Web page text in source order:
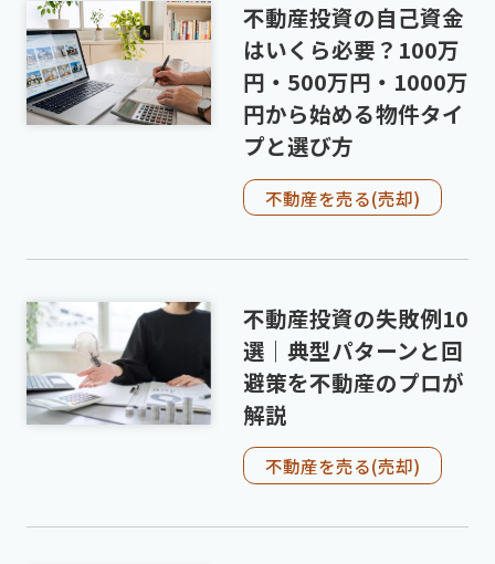
不動産投資の自己資金
はいくら必要？100万
円・500万円・1000万
円から始める物件タイ
プと選び方
不動産を売る(売却)
不動産投資の失敗例10
選｜典型パターンと回
避策を不動産のプロが
解説
不動産を売る(売却)